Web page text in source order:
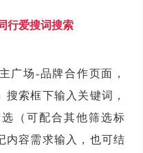
行爱搜词搜索
广场-品牌合作页面，
搜索框下输入关键词，
（可配合其他筛选标
内容需求输入，也可结